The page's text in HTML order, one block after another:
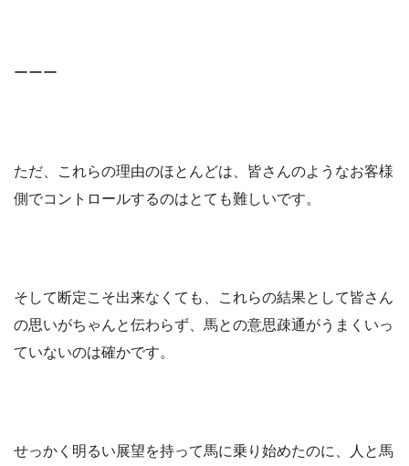
ーーー
ただ、これらの理由のほとんどは、皆さんのようなお客様
側でコントロールするのはとても難しいです。
そして断定こそ出来なくても、これらの結果として皆さん
の思いがちゃんと伝わらず、馬との意思疎通がうまくいっ
ていないのは確かです。
せっかく明るい展望を持って馬に乗り始めたのに、人と馬